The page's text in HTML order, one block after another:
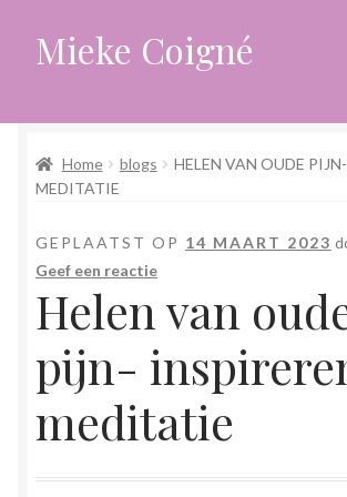
Ga
door
navigatie
Ga
naar
inhoud
Mieke Coigné
Afrekenen
Anders leven in een sterk veranderende
Blogs
Home blogs
HELEN VAN OUDE
MEDITATIE
GEPLAATST OP 14 MAART 2023
Geef een reactie
Helen van
pijn-
meditatie